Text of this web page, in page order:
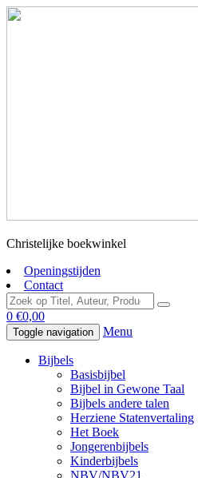
Christelijke boekwinkel
Openingstijden
Contact
0 €0,00
Toggle navigation Menu
Bijbels
Basisbijbel
Bijbel in Gewone Taal
Bijbels andere talen
Herziene Statenvertaling
Het Boek
Jongerenbijbels
Kinderbijbels
NBV/NBV21